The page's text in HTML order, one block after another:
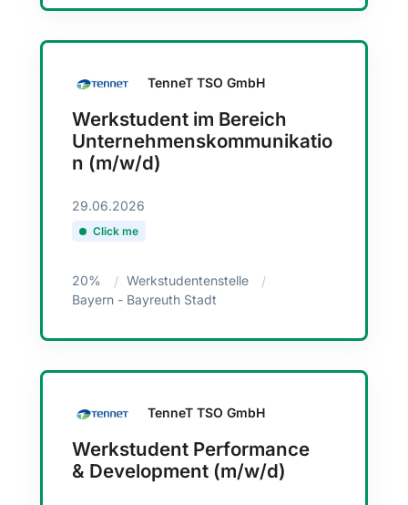
TenneT TSO GmbH
Werkstudent im Bereich
Unternehmenskommunikatio
n (m/w/d)
29.06.2026
Click me
20%
Werkstudentenstelle
Bayern - Bayreuth Stadt
TenneT TSO GmbH
Werkstudent Performance
& Development (m/w/d)